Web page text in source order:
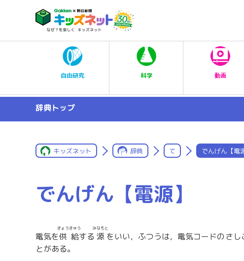
自由研究 科学 動画
辞典トップ
キッズネット 辞典 て でんげん【電
でんげん【電源】
電気を供給
きょうきゅう
する 源
みなもと
をいい，ふつうは，電気コードのさし
とがある。